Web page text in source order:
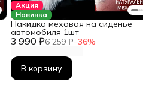
Акция
Новинка
3 990 ₽6 259 ₽−36%
Накидка меховая на сиденье
автомобиля 1шт
В корзину